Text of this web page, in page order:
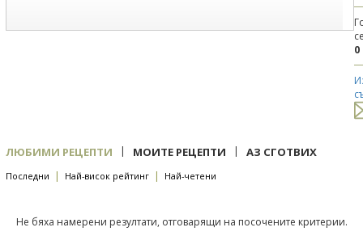
0
ЛЮБИМИ РЕЦЕПТИ | МОИТЕ РЕЦЕПТИ | АЗ СГОТВИХ
Последни | Най-висок рейтинг | Най-четени
Не бяха намерени резултати, отговарящи на посочените критерии.